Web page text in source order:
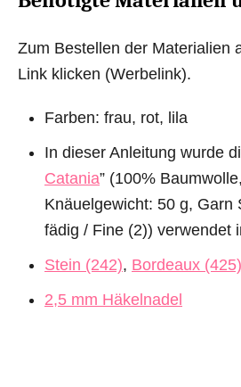
Zum Bestellen der Materialien
Link klicken (Werbelink).
Farben: frau, rot, lila
In dieser Anleitung wurde
Catania” (100%
Knäuelgewicht: 50 g, Garn
fädig / Fine (2)) verwendet
Stein (242), Bordeaux (425)
2,5 mm Häkelnadel